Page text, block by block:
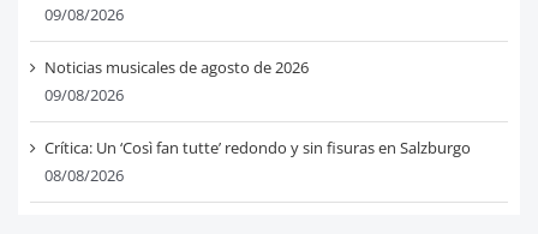
09/08/2026
Noticias musicales de agosto de 2026
09/08/2026
Crítica: Un ‘Così fan tutte’ redondo y sin fisuras en Salzburgo
08/08/2026